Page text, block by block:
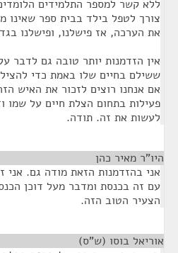
ללא קשר למספר התלמידים
את הערכה, אז פישלנו, ופישלנו
אין הזדמנות יותר טובה גם לדבר
ששילם בחיים שלו באמת כדי
אם אנחנו רוצים לזכור את האיש
פעילות בתחום הצלת חיים על שמו
לעשות את זה. תודה.
היו"ר מאיר כהן
אני בהזדמנות הזאת מודה גם. אני
עם זה בכנסת ומדבר מעל דוכן
הצעיר הטוב הזה.
אוריאל בוסו (ש"ס)